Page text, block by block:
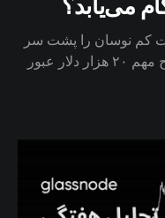
می‌یابد؟
کم نوسان را پشت سر
گذاشت، این هفته موفق شد تا از سطح مهم ۲۰ هزار دلار عبور
همچنین به